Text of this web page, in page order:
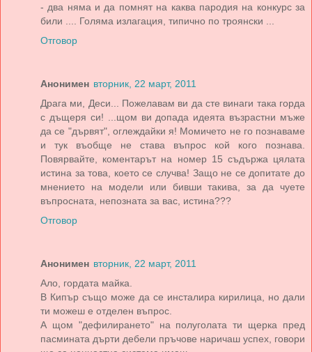
- два няма и да помнят на каква пародия на конкурс за
били .... Голяма излагация, типично по троянски ...
Отговор
Анонимен вторник, 22 март, 2011
Драга ми, Деси... Пожелавам ви да сте винаги така горда
с дъщеря си! ...щом ви допада идеята възрастни мъже
да се "дървят", оглеждайки я! Момичето не го познаваме
и тук въобще не става въпрос кой кого познава.
Повярвайте, коментарът на номер 15 съдържа цялата
истина за това, което се случва! Защо не се допитате до
мнението на модели или бивши такива, за да чуете
въпросната, непозната за вас, истина???
Отговор
Анонимен вторник, 22 март, 2011
Ало, гордата майка.
В Кипър също може да се инсталира кирилица, но дали
ти можеш е отделен въпрос.
А щом "дефилирането" на полуголата ти щерка пред
пасмината дърти дебели пръчове наричаш успех, говори